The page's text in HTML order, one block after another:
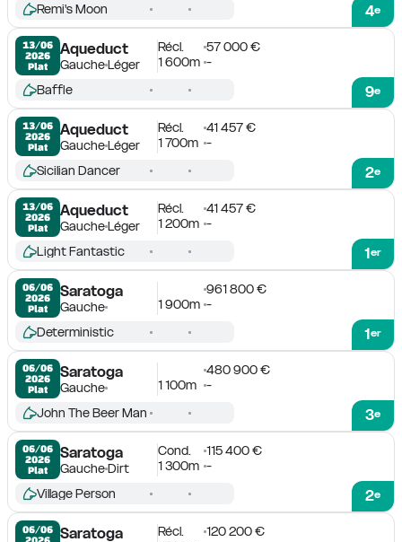
4e
Remi's Moon
13/06
2026
Plat
Aqueduct
GaucheLéger
Récl.
57 000 €
1 600m -
9e
Baffle
13/06
2026
Plat
Aqueduct
GaucheLéger
Récl.
41 457 €
1 700m -
2e
Sicilian Dancer
13/06
2026
Plat
Aqueduct
GaucheLéger
Récl.
41 457 €
1 200m -
1er
Light Fantastic
06/06
2026
Plat
Saratoga
Gauche
961 800 €
1 900m -
1er
Deterministic
06/06
2026
Plat
Saratoga
Gauche
480 900 €
1 100m
-
3e
John The Beer Man
06/06
2026
Plat
Saratoga
GaucheDirt
Cond.
115 400 €
1 300m -
2e
Village Person
06/06
Saratoga Récl.
120 200 €